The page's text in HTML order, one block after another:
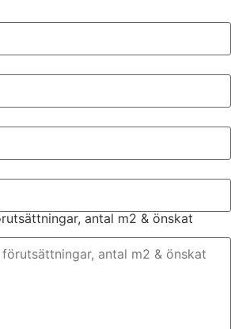
antal m2 & önskat